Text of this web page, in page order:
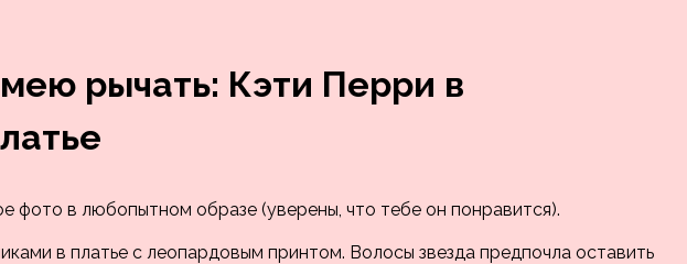
рычать: Кэти Перри в
фото в любопытном образе (уверены, что тебе он понравится).
в платье с леопардовым принтом. Волосы звезда предпочла оставить